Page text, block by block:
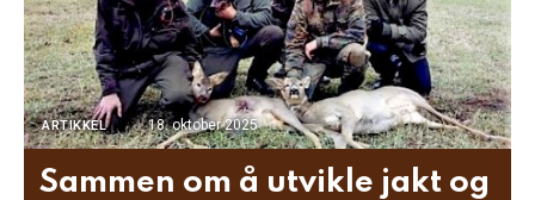
ARTIKKEL 18. oktober 2025
Sammen om å utvikle jakt og